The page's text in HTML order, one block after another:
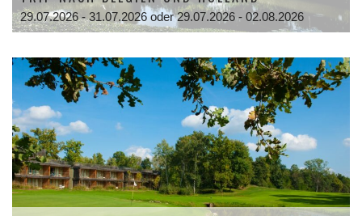
29.07.2026 - 31.07.2026 oder 29.07.2026 - 02.08.2026